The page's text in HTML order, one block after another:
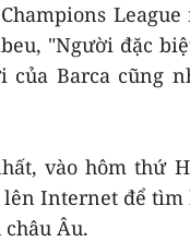
"Người đặc
Barca cũng
vào hôm thứ
lên Internet để
Âu.